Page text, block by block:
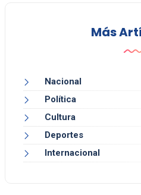
Más
Nacional
Política
Cultura
Deportes
Internacional